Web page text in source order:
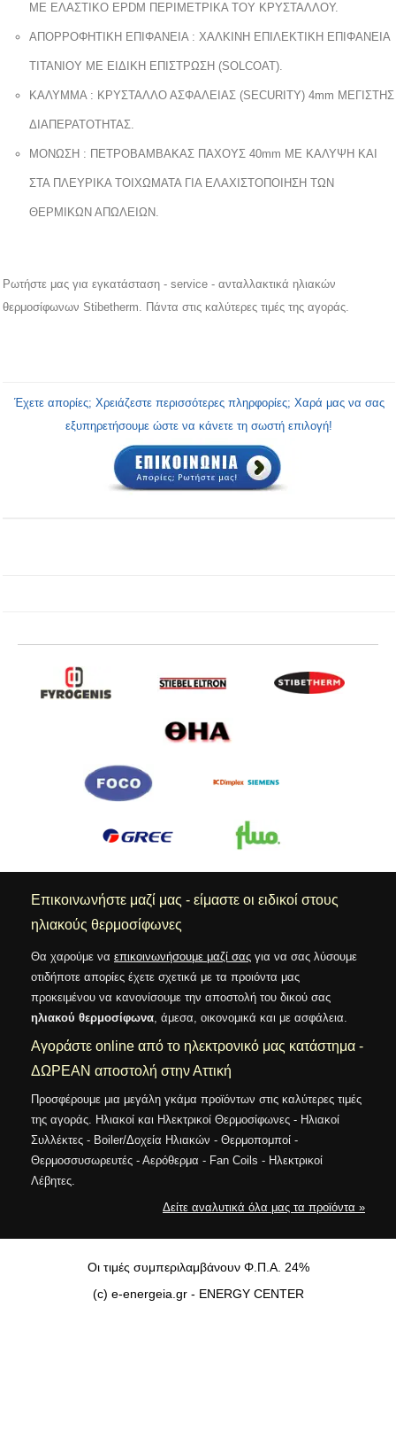
ΜΕ ΕΛΑΣΤΙΚΟ EPDM ΠΕΡΙΜΕΤΡΙΚΑ ΤΟΥ ΚΡΥΣΤΑΛΛΟΥ.
ΑΠΟΡΡΟΦΗΤΙΚΗ ΕΠΙΦΑΝΕΙΑ : XAΛΚΙΝΗ ΕΠΙΛΕΚΤΙΚΗ ΕΠΙΦΑΝΕΙΑ
ΤΙΤΑΝΙΟΥ ΜΕ ΕΙΔΙΚΗ ΕΠΙΣΤΡΩΣΗ (SOLCOAT).
ΚΑΛΥΜΜΑ : ΚΡΥΣΤΑΛΛΟ ΑΣΦΑΛΕΙΑΣ (SECURITY) 4mm ΜΕΓΙΣΤΗΣ
ΔΙΑΠΕΡΑΤΟΤΗΤΑΣ.
ΜΟΝΩΣΗ : ΠΕΤΡΟΒΑΜΒΑΚΑΣ ΠΑΧΟΥΣ 40mm ΜΕ ΚΑΛΥΨΗ ΚΑΙ
ΣΤΑ ΠΛΕΥΡΙΚΑ ΤΟΙΧΩΜΑΤΑ ΓΙΑ ΕΛΑΧΙΣΤΟΠΟΙΗΣΗ ΤΩΝ
ΘΕΡΜΙΚΩΝ ΑΠΩΛΕΙΩΝ.
Ρωτήστε μας για εγκατάσταση - service - ανταλλακτικά ηλιακών
θερμοσίφωνων Stibetherm. Πάντα στις καλύτερες τιμές της αγοράς.
Έχετε απορίες; Χρειάζεστε περισσότερες πληρφορίες; Χαρά μας να σας
εξυπηρετήσουμε ώστε να κάνετε τη σωστή επιλογή!
Επικοινωνήστε μαζί μας - είμαστε οι ειδικοί στους
ηλιακούς θερμοσίφωνες
Θα χαρούμε να επικοινωνήσουμε μαζί σας για να σας λύσουμε
οτιδήποτε απορίες έχετε σχετικά με τα προιόντα μας
προκειμένου να κανονίσουμε την αποστολή του δικού σας
ηλιακού θερμοσίφωνα, άμεσα, οικονομικά και με ασφάλεια.
Αγοράστε online από το ηλεκτρονικό μας κατάστημα -
ΔΩΡΕΑΝ αποστολή στην Αττική
Προσφέρουμε μια μεγάλη γκάμα προϊόντων στις καλύτερες τιμές
της αγοράς. Ηλιακοί και Ηλεκτρικοί Θερμοσίφωνες - Ηλιακοί
Συλλέκτες - Boiler/Δοχεία Ηλιακών - Θερμοπομποί -
Θερμοσσυσωρευτές - Αερόθερμα - Fan Coils - Ηλεκτρικοί
Λέβητες.
Δείτε αναλυτικά όλα μας τα προϊόντα »
Oι τιμές συμπεριλαμβάνουν Φ.Π.Α. 24%
(c) e-energeia.gr - ENERGY CENTER